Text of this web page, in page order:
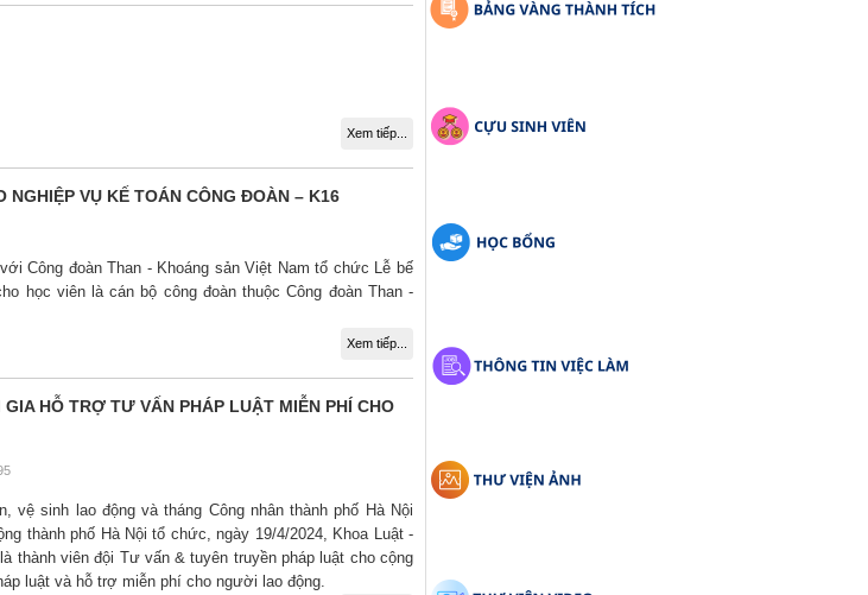
Xem tiếp...
VỤ KẾ TOÁN CÔNG ĐOÀN – K16
Công đoàn Than - Khoáng sản Việt Nam tổ chức Lễ bế
học viên là cán bộ công đoàn thuộc Công đoàn Than -
Xem tiếp...
HỖ TRỢ TƯ VẤN PHÁP LUẬT MIỄN PHÍ CHO
vệ sinh lao động và tháng Công nhân thành phố Hà Nội
thành phố Hà Nội tổ chức, ngày 19/4/2024, Khoa Luật -
thành viên đội Tư vấn & tuyên truyền pháp luật cho cộng
luật và hỗ trợ miễn phí cho người lao động.